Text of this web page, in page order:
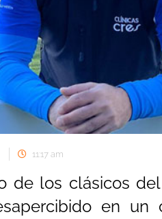
11:17 am
de los clásicos
en